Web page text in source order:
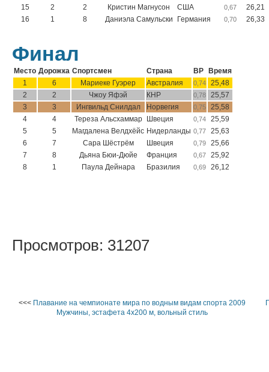
15
2 2 Кристин Магнусон США 0,67
26,21
16
1 8 Даниэла Самульски Германия 0,70 26,33
Финал
Место Дорожка Спортсмен Страна ВР
Время
1
6 Мариеке Гуэрер Австралия 0,74
25,48
2
2 Чжоу Яфэй КНР 0,78
25,57
3
3 Ингвильд Снилдал Норвегия 0,75
25,58
4
4 Тереза Альсхаммар Швеция 0,74
25,59
5
5 Магдалена Велдхёйс Нидерланды 0,77
25,63
6
7 Сара Шёстрём Швеция 0,79
25,66
7
8 Дьяна Бюи-Дюйе Франция 0,67
25,92
8
1 Паула Дейнара Бразилия 0,69 26,12
Просмотров: 31207
<<< Плавание на чемпионате мира по водным видам спорта 2009
Мужчины, эстафета 4x200 м, вольный стиль